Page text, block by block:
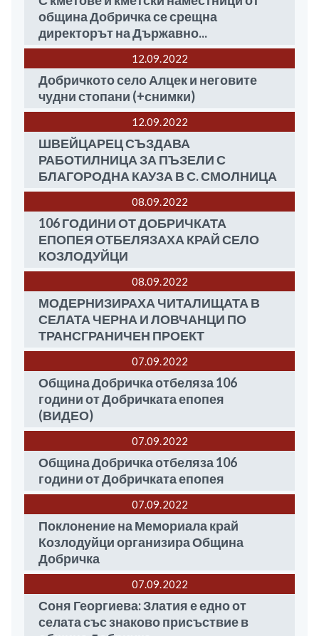
община Добричка се срещна
директорът на Държавно...
12.09 2022
Добричкото село Алцек и неговите
чудни стопани (+снимки)
12.09 2022
ШВЕЙЦАРЕЦ СЪЗДАВА
РАБОТИЛНИЦА ЗА ПЪЗЕЛИ С
БЛАГОРОДНА КАУЗА В С. СМОЛНИЦА
08.09 2022
106 ГОДИНИ ОТ ДОБРИЧКАТА
ЕПОПЕЯ ОТБЕЛЯЗАХА КРАЙ СЕЛО
КОЗЛОДУЙЦИ
08.09 2022
МОДЕРНИЗИРАХА ЧИТАЛИЩАТА В
СЕЛАТА ЧЕРНА И ЛОВЧАНЦИ ПО
ТРАНСГРАНИЧЕН ПРОЕКТ
07.09 2022
Община Добричка отбеляза 106
години от Добричката епопея
(ВИДЕО)
07.09 2022
Община Добричка отбеляза 106
години от Добричката епопея
07.09 2022
Поклонение на Мемориала край
Козлодуйци организира Община
Добричка
07.09 2022
Соня Георгиева: Златия е едно от
селата със знаково присъствие в